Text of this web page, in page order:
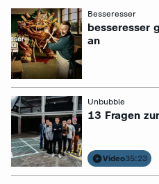
Besseresser
:
besseresser
an
Unbubble
:
13 Fragen
Video35:23